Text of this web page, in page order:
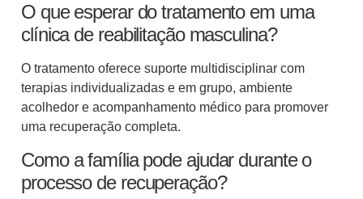
O que esperar do tratamento em uma
clínica de reabilitação masculina?
O tratamento oferece suporte multidisciplinar com
terapias individualizadas e em grupo, ambiente
acolhedor e acompanhamento médico para promover
uma recuperação completa.
Como a família pode ajudar durante o
processo de recuperação?